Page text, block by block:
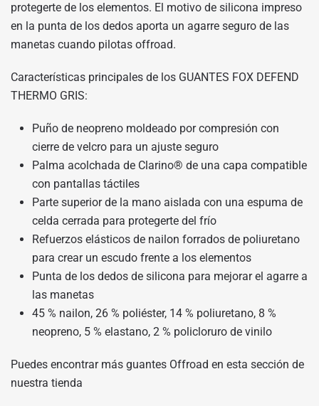
protegerte de los elementos. El motivo de silicona impreso
en la punta de los dedos aporta un agarre seguro de las
manetas cuando pilotas offroad.
Características principales de los GUANTES FOX DEFEND
THERMO GRIS:
Puño de neopreno moldeado por compresión con
cierre de velcro para un ajuste seguro
Palma acolchada de Clarino® de una capa compatible
con pantallas táctiles
Parte superior de la mano aislada con una espuma de
celda cerrada para protegerte del frío
Refuerzos elásticos de nailon forrados de poliuretano
para crear un escudo frente a los elementos
Punta de los dedos de silicona para mejorar el agarre a
las manetas
45 % nailon, 26 % poliéster, 14 % poliuretano, 8 %
neopreno, 5 % elastano, 2 % policloruro de vinilo
Puedes encontrar más guantes Offroad en esta sección de
nuestra tienda